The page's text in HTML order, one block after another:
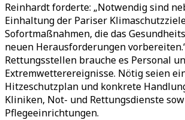
Reinhardt forderte: „Notwendig sind
Einhaltung der Pariser
Sofortmaßnahmen, die das
neuen Herausforderungen
Rettungsstellen brauche es Personal
Extremwetterereignisse. Nötig seien
Hitzeschutzplan und konkrete
Kliniken, Not- und Rettungsdienste
Pflegeeinrichtungen.